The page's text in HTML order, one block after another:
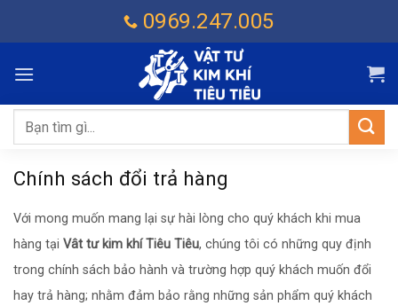
dung
0969.247.005
Tìm
kiếm:
Chính sách đổi trả hàng
Với mong muốn mang lại sự hài lòng cho quý khách khi mua
hàng tại Vât tư kim khí Tiêu Tiêu, chúng tôi có những quy định
trong chính sách bảo hành và trường hợp quý khách muốn đổi
hay trả hàng; nhằm đảm bảo rằng những sản phẩm quý khách